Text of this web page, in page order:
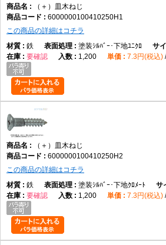
（＋）皿木ねじ
6000000100410250H1
この商品の詳細はコチラ
鉄
塗装ｼﾙﾊﾞｰ･下地ﾕﾆｸﾛ
要確認
1,200 7.3円(税込)
（＋）皿木ねじ
6000000100410250H2
この商品の詳細はコチラ
鉄
塗装ｼﾙﾊﾞｰ･下地ｸﾛﾒｰﾄ
要確認
1,200 7.3円(税込)